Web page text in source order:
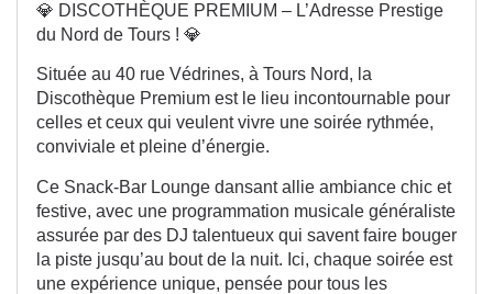
💎 DISCOTHÈQUE PREMIUM – L’Adresse Prestige
du Nord de Tours ! 💎
Située au 40 rue Védrines, à Tours Nord, la
Discothèque Premium est le lieu incontournable pour
celles et ceux qui veulent vivre une soirée rythmée,
conviviale et pleine d’énergie.
Ce Snack-Bar Lounge dansant allie ambiance chic et
festive, avec une programmation musicale généraliste
assurée par des DJ talentueux qui savent faire bouger
la piste jusqu’au bout de la nuit. Ici, chaque soirée est
une expérience unique, pensée pour tous les